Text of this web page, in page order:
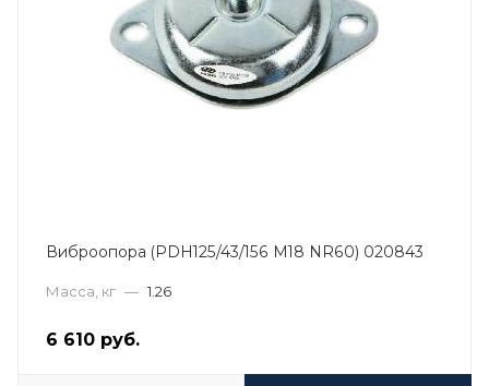
Виброопора (PDH125/43/156 M18 NR60) 020843
Масса, кг — 1.26
6 610 руб.